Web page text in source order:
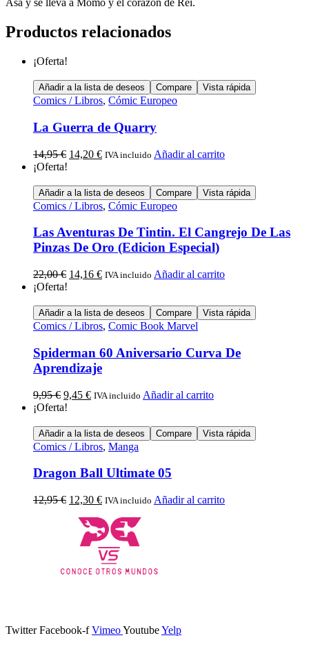
Asa y se lleva a Momo y el corazón de Rei.
Productos relacionados
¡Oferta!
Añadir a la lista de deseos Compare Vista rápida
Comics / Libros, Cómic Europeo
La Guerra de Quarry
14,95€ 14,20 € IVA incluido Añadir al carrito
¡Oferta!
Añadir a la lista de deseos Compare Vista rápida
Comics / Libros, Cómic Europeo
Las Aventuras De Tintin. El Cangrejo De Las
Pinzas De Oro (Edicion Especial)
22,00€ 14,16 € IVA incluido Añadir al carrito
¡Oferta!
Añadir a la lista de deseos Compare Vista rápida
Comics / Libros, Comic Book Marvel
Spiderman 60 Aniversario Curva De
Aprendizaje
9,95€ 9,45 € IVA incluido Añadir al carrito
¡Oferta!
Añadir a la lista de deseos Compare Vista rápida
Comics / Libros, Manga
Dragon Ball Ultimate 05
12,95€ 12,30 € IVA incluido Añadir al carrito
Twitter Facebook-f VimeoYoutubeYelp